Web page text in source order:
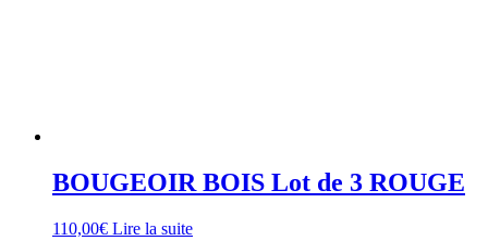
BOUGEOIR BOIS Lot de 3 ROUGE
110,00€ Lire la suite